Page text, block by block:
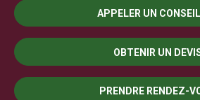
APPELER UN
OBTENIR UN
PRENDRE RENDEZ-